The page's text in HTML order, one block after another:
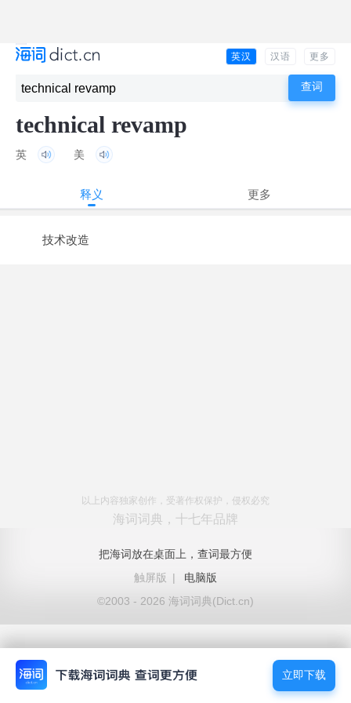
英汉 汉语 更多
technical revamp
英 美
释义 更多
技术改造
以上内容独家创作，受著作权保护，侵权必究
海词词典，十七年品牌
把海词放在桌面上，查词最方便
触屏版
|
电脑版
©2003 - 2026 海词词典(Dict.cn)
立即下载
立即下载